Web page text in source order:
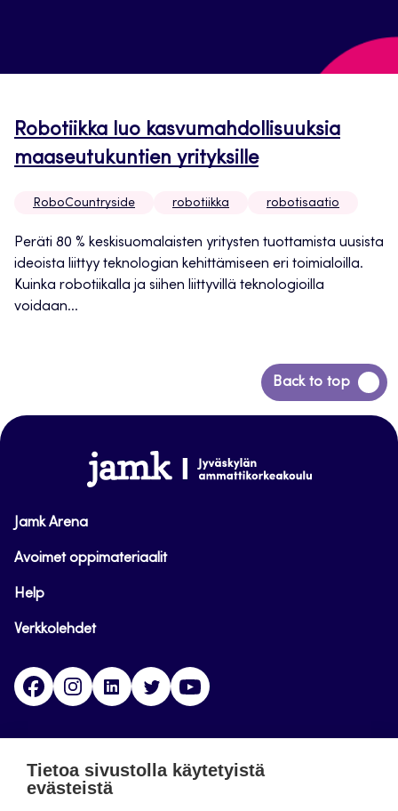
Robotiikka luo kasvumahdollisuuksia
maaseutukuntien yrityksille
RoboCountryside robotiikka robotisaatio
Peräti 80 % keskisuomalaisten yritysten tuottamista uusista
ideoista liittyy teknologian kehittämiseen eri toimialoilla.
Kuinka robotiikalla ja siihen liittyvillä teknologioilla
voidaan...
Back to top
Siirry
takaisin
www.jamk.fi
Jamk Arena
Avoimet oppimateriaalit
Help
Verkkolehdet
FacebookInstagramLinkedinTwitter
Tietoa sivustolla käytetyistä
evästeistä